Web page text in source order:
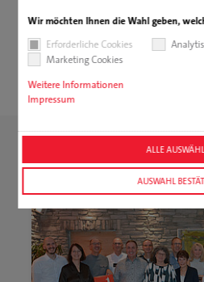
Wir möchten Ihnen die Wahl geben,
Erforderliche Cookies
Marketing Cookies
Weitere Informationen
Impressum
ALLE
AUSWAHL